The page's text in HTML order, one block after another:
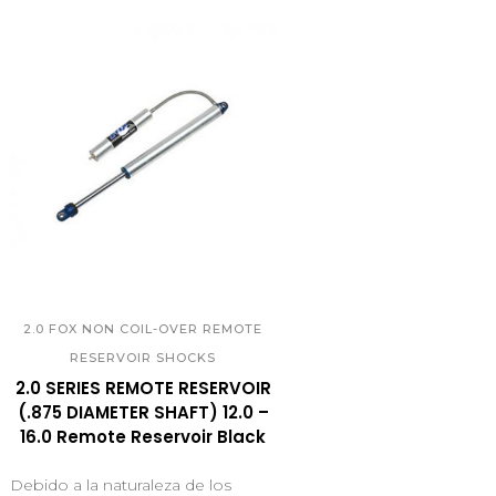
2.0 FOX NON COIL-OVER REMOTE
RESERVOIR SHOCKS
2.0 SERIES REMOTE RESERVOIR
(.875 DIAMETER SHAFT) 12.0 –
16.0 Remote Reservoir Black
Debido a la naturaleza de los